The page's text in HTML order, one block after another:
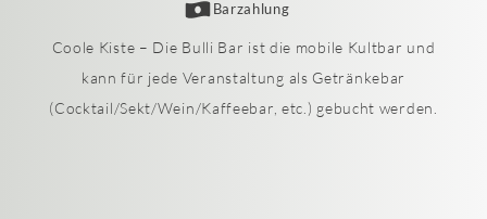
Barzahlung
Coole Kiste – Die Bulli Bar ist die mobile Kultbar und
kann für jede Veranstaltung als Getränkebar
(Cocktail/Sekt/Wein/Kaffeebar, etc.) gebucht werden.